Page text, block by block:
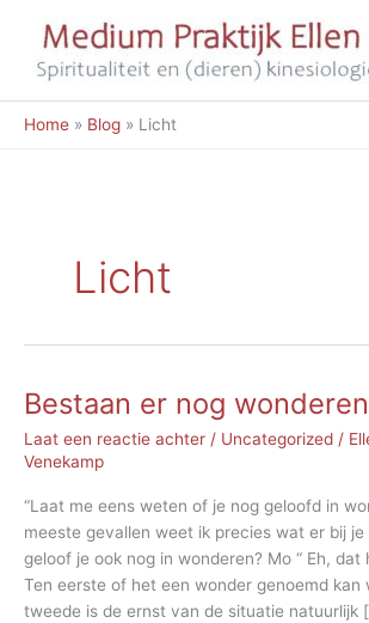
Home Blog Licht
Licht
Bestaan er nog
Laat een reactie achter / Uncategorized /
Venekamp
“Laat me eens weten of je nog geloofd in
meeste gevallen weet ik precies wat er bij
geloof je ook nog in wonderen? Mo “ Eh, dat
Ten eerste of het een wonder genoemd kan
tweede is de ernst van de situatie natuurlijk